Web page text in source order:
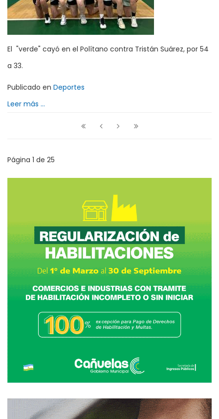
El "verde" cayó en el Polítano contra Tristán Suárez, por 54
a 33.
Publicado en Deportes
Leer más ...
Página 1 de 25